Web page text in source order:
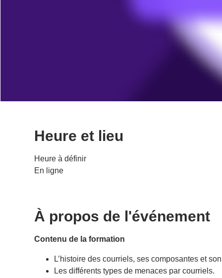
Heure et lieu
Heure à définir
En ligne
À propos de l'événement
Contenu de la formation
L’histoire des courriels, ses composantes et
Les différents types de menaces par courriels.